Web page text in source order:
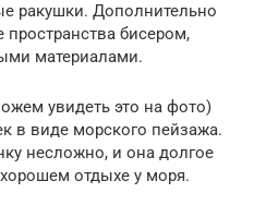
ракушки. Дополнительно
бисером,
материалами.
увидеть это на фото)
в виде морского пейзажа.
несложно, и она долгое
отдыхе у моря.